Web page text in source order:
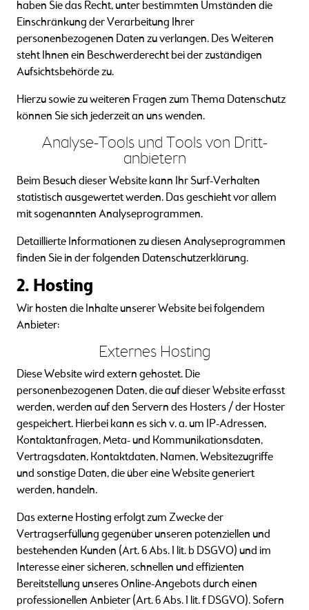
haben Sie das Recht, unter bestimmten Umständen die
Einschränkung der Verarbeitung Ihrer
personenbezogenen Daten zu verlangen. Des Weiteren
steht Ihnen ein Beschwerderecht bei der zuständigen
Aufsichtsbehörde zu.
Hierzu sowie zu weiteren Fragen zum Thema Datenschutz
können Sie sich jederzeit an uns wenden.
Analyse-Tools und Tools von Dritt­
anbietern
Beim Besuch dieser Website kann Ihr Surf-Verhalten
statistisch ausgewertet werden. Das geschieht vor allem
mit sogenannten Analyseprogrammen.
Detaillierte Informationen zu diesen Analyseprogrammen
finden Sie in der folgenden Datenschutzerklärung.
2. Hosting
Wir hosten die Inhalte unserer Website bei folgendem
Anbieter:
Externes Hosting
Diese Website wird extern gehostet. Die
personenbezogenen Daten, die auf dieser Website erfasst
werden, werden auf den Servern des Hosters / der Hoster
gespeichert. Hierbei kann es sich v. a. um IP-Adressen,
Kontaktanfragen, Meta- und Kommunikationsdaten,
Vertragsdaten, Kontaktdaten, Namen, Websitezugriffe
und sonstige Daten, die über eine Website generiert
werden, handeln.
Das externe Hosting erfolgt zum Zwecke der
Vertragserfüllung gegenüber unseren potenziellen und
bestehenden Kunden (Art. 6 Abs. 1 lit. b DSGVO) und im
Interesse einer sicheren, schnellen und effizienten
Bereitstellung unseres Online-Angebots durch einen
professionellen Anbieter (Art. 6 Abs. 1 lit. f DSGVO). Sofern